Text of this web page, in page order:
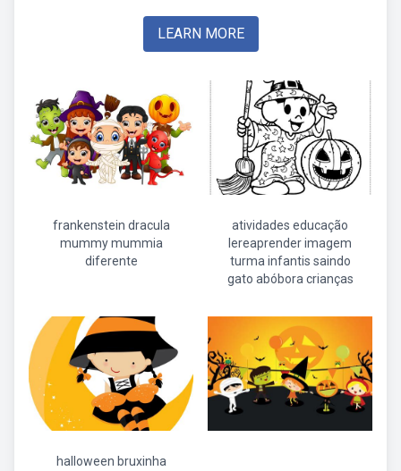
LEARN MORE
frankenstein dracula
mummy mummia
diferente
atividades educação
lereaprender imagem
turma infantis saindo
gato abóbora crianças
halloween bruxinha